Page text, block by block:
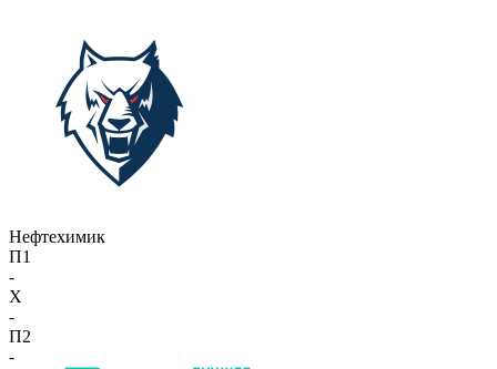
Нефтехимик
П1
-
X
-
П2
-